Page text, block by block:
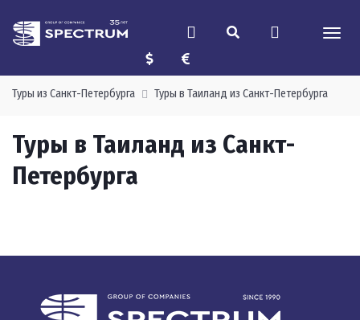
Туры из Санкт-Петербурга Туры в Таиланд из Санкт-Петербурга
Туры в Таиланд из Санкт-
Петербурга